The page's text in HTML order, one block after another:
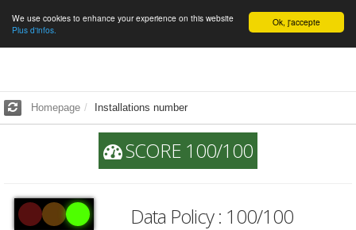
English Ok, j'accepte
We use cookies to enhance your experience on this website
Plus d'infos.
Homepage Installations number
SCORE 100/100
Data Policy : 100/100